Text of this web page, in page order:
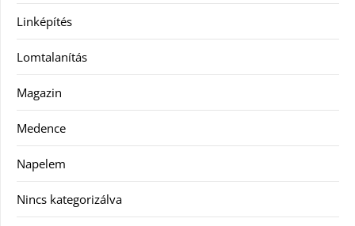
Linképítés
Lomtalanítás
Magazin
Medence
Napelem
Nincs kategorizálva